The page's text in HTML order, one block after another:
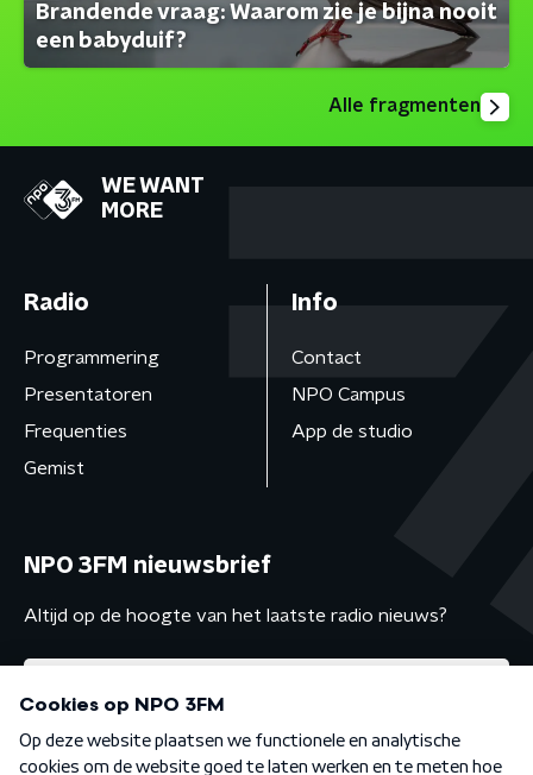
Brandende vraag: Waarom zie je bijna nooit
een babyduif?
Alle fragmenten
WE WANT
MORE
Radio
Programmering
Presentatoren
Frequenties
Gemist
Info
Contact
NPO Campus
App de studio
NPO 3FM nieuwsbrief
Altijd op de hoogte van het laatste radio nieuws?